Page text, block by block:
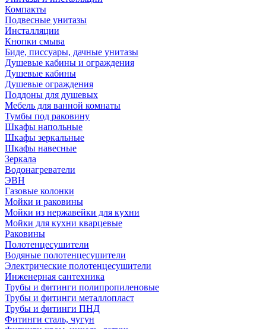
Компакты
Подвесные унитазы
Инсталляции
Кнопки смыва
Биде, писсуары, дачные унитазы
Душевые кабины и ограждения
Душевые кабины
Душевые ограждения
Поддоны для душевых
Мебель для ванной комнаты
Тумбы под раковину
Шкафы напольные
Шкафы зеркальные
Шкафы навесные
Зеркала
Водонагреватели
ЭВН
Газовые колонки
Мойки и раковины
Мойки из нержавейки для кухни
Мойки для кухни кварцевые
Раковины
Полотенцесушители
Водяные полотенцесушители
Электрические полотенцесушители
Инженерная сантехника
Трубы и фитинги полипропиленовые
Трубы и фитинги металлопласт
Трубы и фитинги ПНД
Фитинги сталь, чугун